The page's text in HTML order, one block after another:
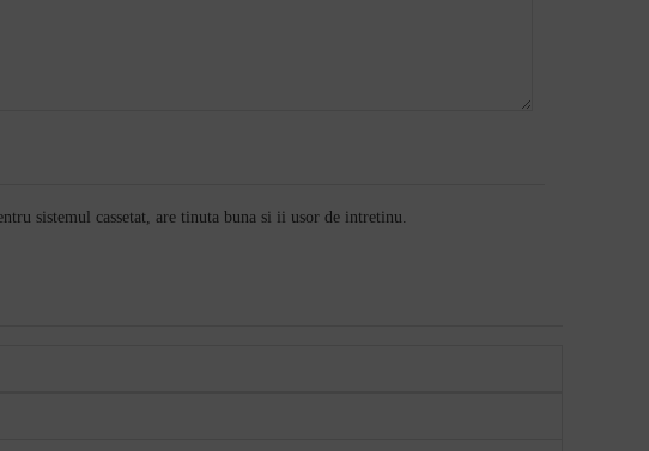
sistemul cassetat, are tinuta buna si ii usor de intretinu.